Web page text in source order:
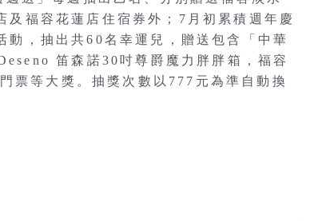
福容花蓮店住宿券外；7月初累積週年慶
動，抽出共60名幸運兒，贈送包含「中華
笛森諾30吋尊爵魔力胖胖箱，福容
票等大獎。抽獎次數以777元為準自動換